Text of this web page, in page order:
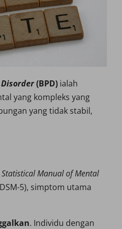
(BPD) ialah
yang kompleks yang
yang tidak stabil,
Manual of Mental
5), simptom utama
. Individu dengan